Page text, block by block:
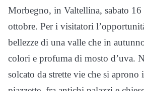
Morbegno, in Valtellina, sabato 16
ottobre. Per i visitatori
bellezze di una valle che in
colori e profuma di mosto d’uva.
solcato da strette vie che si aprono